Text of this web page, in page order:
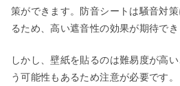
策ができます。防音シートは騒音対
るため、高い遮音性の効果が期待でき
しかし、壁紙を貼るのは難易度が高
う可能性もあるため注意が必要です。